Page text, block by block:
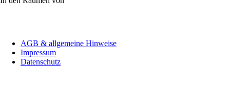
überspringenAGB & allgemeine Hinweise
Impressum
Datenschutz